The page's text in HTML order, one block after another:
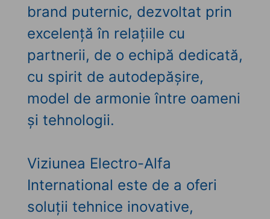
brand puternic, dezvoltat prin
excelență în relațiile cu
partnerii, de o echipă dedicată,
cu spirit de autodepășire,
model de armonie între oameni
și tehnologii.
Viziunea Electro-Alfa
International este de a oferi
soluții tehnice inovative,